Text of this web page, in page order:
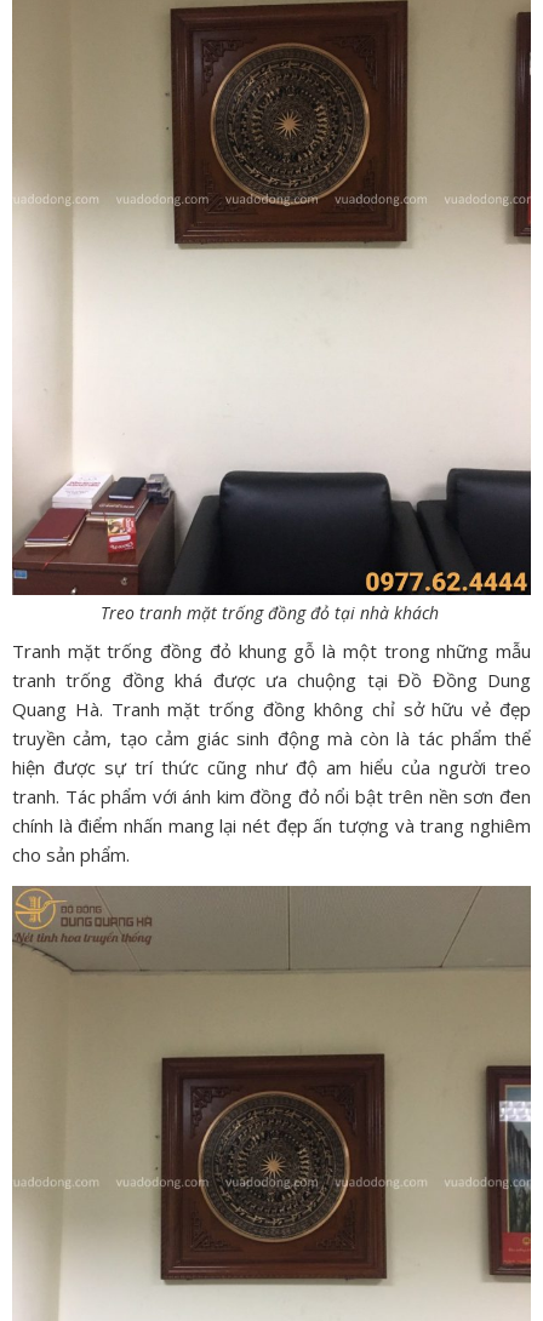
Treo tranh mặt trống đồng đỏ tại nhà khách
Tranh mặt trống đồng đỏ khung gỗ là một trong những mẫu
tranh trống đồng khá được ưa chuộng tại Đồ Đồng Dung
Quang Hà. Tranh mặt trống đồng không chỉ sở hữu vẻ đẹp
truyền cảm, tạo cảm giác sinh động mà còn là tác phẩm thể
hiện được sự trí thức cũng như độ am hiểu của người treo
tranh. Tác phẩm với ánh kim đồng đỏ nổi bật trên nền sơn đen
chính là điểm nhấn mang lại nét đẹp ấn tượng và trang nghiêm
cho sản phẩm.